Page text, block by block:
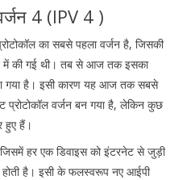
4 (IPV 4 )
का सबसे पहला वर्जन है, जिसकी
में की गई थी। तब से आज तक इसका
गया है। इसी कारण यह आज तक सबसे
प्रोटोकॉल वर्जन बन गया है, लेकिन कुछ
हुए हैं।
हर एक डिवाइस को इंटरनेट से जुड़ी
है। इसी के फलस्वरूप नए आईपी